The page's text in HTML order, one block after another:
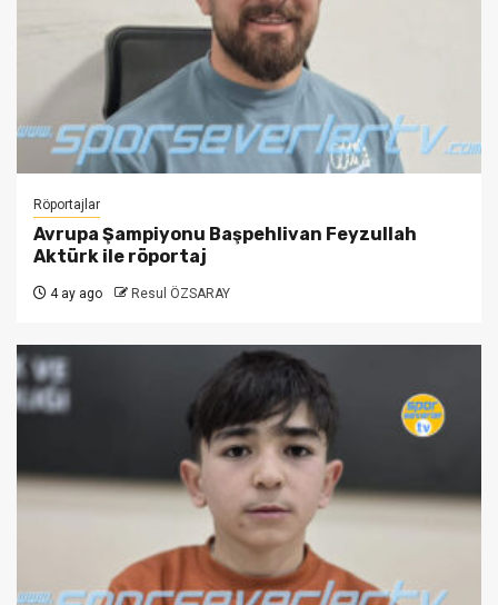
Röportajlar
Avrupa Şampiyonu Başpehlivan Feyzullah
Aktürk ile röportaj
4 ay ago Resul ÖZSARAY